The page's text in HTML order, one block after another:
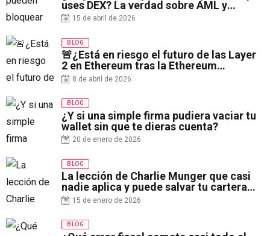
uses DEX? La verdad sobre AML y
fondos marcados en 2026
15 de abril de 2026
BLOG
🚨¿Está en riesgo el futuro de las Layer
2 en Ethereum tras la Ethereum
Economic Zone?
8 de abril de 2026
BLOG
¿Y si una simple firma pudiera vaciar tu
wallet sin que te dieras cuenta?
20 de enero de 2026
BLOG
La lección de Charlie Munger que casi
nadie aplica y puede salvar tu cartera
cripto
15 de enero de 2026
BLOG